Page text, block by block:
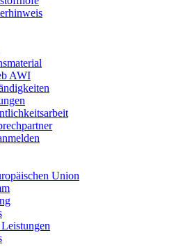
AWI
Union